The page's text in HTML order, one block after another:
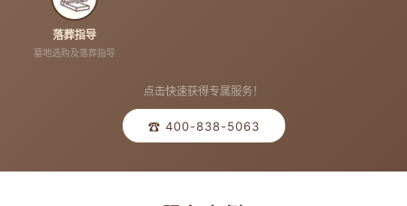
落葬指导
墓地选购及落葬指导
点击快速获得专属服务！
☎ 400-838-5063